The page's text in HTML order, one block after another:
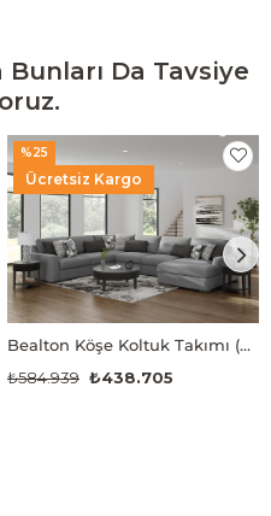
Da Tavsiye
Bealton Köşe Koltuk Takımı (6 Modül)
₺438.705
₺584.939
Ücretsiz Kargo
%25